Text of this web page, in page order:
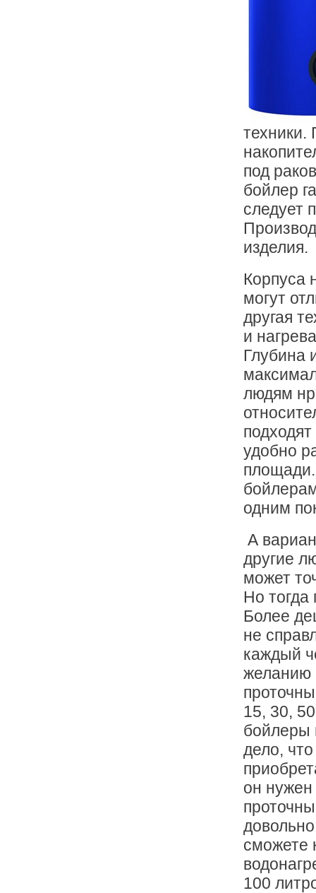
под
бойлер
следует
изделия.
Корпуса
могут
другая
и
Глубина
людям
удобно
площади.
одним
А
другие
может
Но тогда
Более
не
каждый
желанию
15, 30,
бойлеры
дело,
он нужен
сможете
100